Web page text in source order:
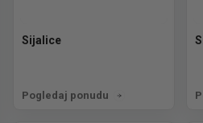
Sijalice
Pogledaj ponudu